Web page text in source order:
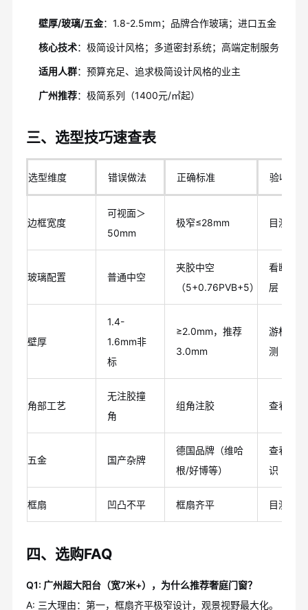
壁厚/玻璃/五金：1.8-2.5mm；品牌合作玻璃；进口五金
核心技术：极简设计风格；多道密封系统；高端定制服务
适用人群：预算充足、追求极简设计风格的业主
广州推荐：极简系列（1400元/㎡起）
三、选型技巧速查表
选型维度 错误做法 正确标准 验收方法
边框宽度
可视面＞
50mm
极窄≤28mm 目测+尺
玻璃配置 普通中空
夹胶中空
（5+0.76PVB+5）
看断面/
层
壁厚
1.4-
1.6mm非
标
≥2.0mm，推荐
3.0mm
游标卡
测
角部工艺
无注胶撞
角
组角注胶 查看注
五金 国产杂牌
德国品牌（维哈
根/好博等）
查看品
识
框扇 凹凸不平 框扇齐平 目测平
四、选购FAQ
Q1: 广州超大阳台（宽7米+），为什么推荐奢庭门窗？
A: 三大理由：第一，框扇齐平极窄设计，观景视野最大化。